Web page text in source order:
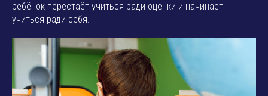
ребёнок перестаёт учиться ради оценки и начинает
учиться ради себя.